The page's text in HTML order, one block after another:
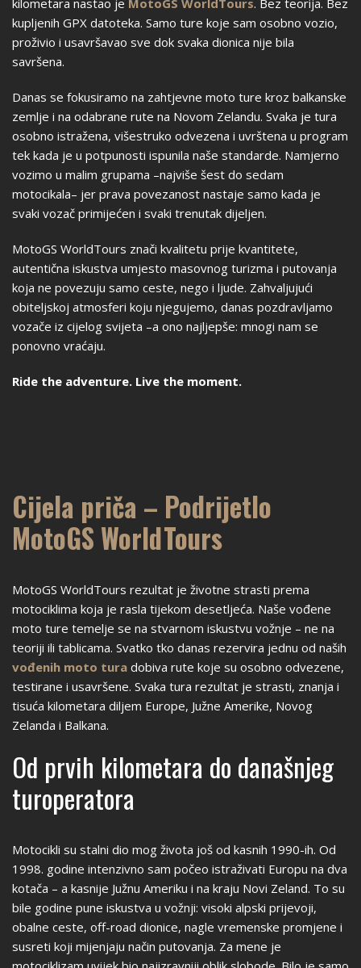
kupljenih GPX datoteka. Samo ture koje sam osobno vozio,
proživio i usavršavao sve dok svaka dionica nije bila
savršena.
Danas se fokusiramo na zahtjevne moto ture kroz balkanske
zemlje i na odabrane rute na Novom Zelandu. Svaka je tura
osobno istražena, višestruko odvezena i uvrštena u program
tek kada je u potpunosti ispunila naše standarde. Namjerno
vozimo u malim grupama –najviše šest do sedam
motocikala– jer prava povezanost nastaje samo kada je
svaki vozač primijećen i svaki trenutak dijeljen.
MotoGS WorldTours znači kvalitetu prije kvantitete,
autentična iskustva umjesto masovnog turizma i putovanja
koja ne povezuju samo ceste, nego i ljude. Zahvaljujući
obiteljskoj atmosferi koju njegujemo, danas pozdravljamo
vozače iz cijelog svijeta –a ono najljepše: mnogi nam se
ponovno vraćaju.
Ride the adventure. Live the moment.
Cijela priča – Podrijetlo
MotoGS WorldTours
MotoGS WorldTours rezultat je životne strasti prema
motociklima koja je rasla tijekom desetljeća. Naše vođene
moto ture temelje se na stvarnom iskustvu vožnje – ne na
teoriji ili tablicama. Svatko tko danas rezervira jednu od naših
vođenih moto tura dobiva rute koje su osobno odvezene,
testirane i usavršene. Svaka tura rezultat je strasti, znanja i
tisuća kilometara diljem Europe, Južne Amerike, Novog
Zelanda i Balkana.
Od prvih kilometara do današnjeg
turoperatora
Motocikli su stalni dio mog života još od kasnih 1990-ih. Od
1998. godine intenzivno sam počeo istraživati Europu na dva
kotača – a kasnije Južnu Ameriku i na kraju Novi Zeland. To su
bile godine pune iskustva u vožnji: visoki alpski prijevoji,
obalne ceste, off-road dionice, nagle vremenske promjene i
susreti koji mijenjaju način putovanja. Za mene je